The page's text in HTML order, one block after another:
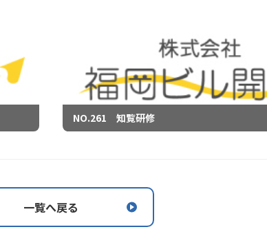
NO.261 知覧研修
一覧へ戻る